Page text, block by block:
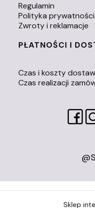
Regulamin
Polityka prywatności
Zwroty i reklamacje
PŁATNOŚCI I
Czas i koszty
Czas realizacji
Sklep